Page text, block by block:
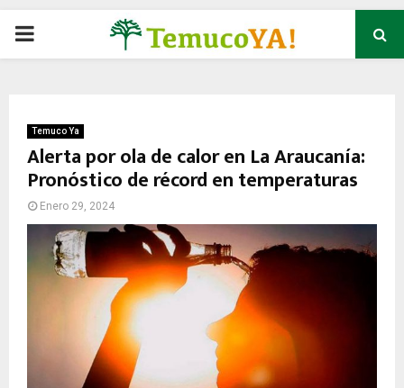
P
M
A
R
M
Temuco Ya
Alerta por ola de calor en La Araucanía:
Pronóstico de récord en temperaturas
Enero 29, 2024